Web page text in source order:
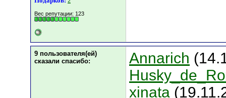
Вес репутации: 123
9 пользователя(ей)
сказали cпасибо:
Annarich
xinata